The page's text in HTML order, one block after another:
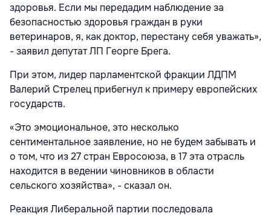
здоровья. Если мы передадим наблюдение за
безопасностью здоровья граждан в руки
ветеринаров, я, как доктор, перестану себя уважать»,
- заявил депутат ЛП Георге Брега.
При этом, лидер парламентской фракции ЛДПМ
Валерий Стрелец прибегнул к примеру европейских
государств.
«Это эмоциональное, это несколько
сентиментальное заявление, но не будем забывать и
о том, что из 27 стран Евросоюза, в 17 эта отрасль
находится в ведении чиновников в области
сельского хозяйства», - сказал он.
Реакция Либеральной партии последовала